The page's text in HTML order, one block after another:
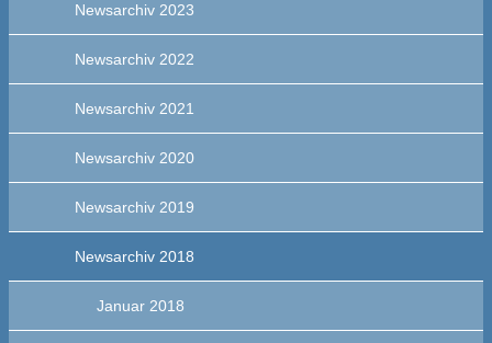
Newsarchiv 2023
Newsarchiv 2022
Newsarchiv 2021
Newsarchiv 2020
Newsarchiv 2019
Newsarchiv 2018
Januar 2018